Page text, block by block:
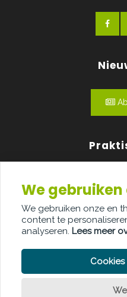
We
We gebruiken onze en
content te
analyseren. Lees meer